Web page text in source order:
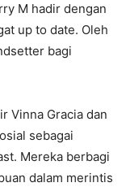
M hadir dengan
up to date. Oleh
bagi
Vinna Gracia dan
sebagai
Mereka berbagi
dalam merintis